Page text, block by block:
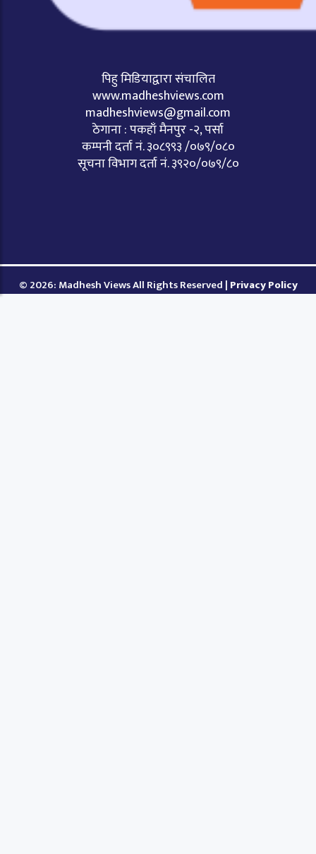
पिहु मिडियाद्वारा संचालित
www.madheshviews.com
madheshviews@gmail.com
ठेगाना : पकहाँ मैनपुर -२, पर्सा
कम्पनी दर्ता नं. ३०८९९३ /०७९/०८०
सूचना विभाग दर्ता नं. ३९२०/०७९/८०
© 2026: Madhesh Views All Rights Reserved | Privacy Policy